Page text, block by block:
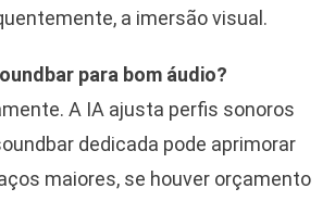
a imersão visual.
para bom áudio?
A IA ajusta perfis sonoros
dedicada pode aprimorar
maiores, se houver orçamento